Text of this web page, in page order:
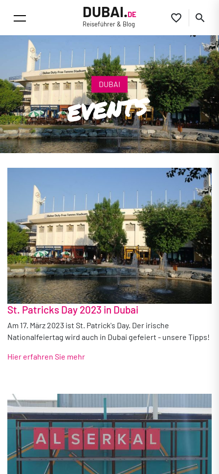
DUBAI.DE
Reiseführer & Blog  
DUBAI
EVENTS
St. Patricks Day 2023 in Dubai
Am 17. März 2023 ist St. Patrick's Day. Der irische
Nationalfeiertag wird auch in Dubai gefeiert - unsere Tipps!
Hier erfahren Sie mehr